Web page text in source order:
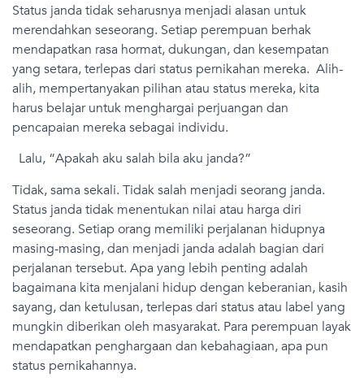
Status janda tidak seharusnya menjadi alasan untuk
merendahkan seseorang. Setiap perempuan berhak
mendapatkan rasa hormat, dukungan, dan kesempatan
yang setara, terlepas dari status pernikahan mereka. Alih-
alih, mempertanyakan pilihan atau status mereka, kita
harus belajar untuk menghargai perjuangan dan
pencapaian mereka sebagai individu.
Lalu, “Apakah aku salah bila aku janda?”
Tidak, sama sekali. Tidak salah menjadi seorang janda.
Status janda tidak menentukan nilai atau harga diri
seseorang. Setiap orang memiliki perjalanan hidupnya
masing-masing, dan menjadi janda adalah bagian dari
perjalanan tersebut. Apa yang lebih penting adalah
bagaimana kita menjalani hidup dengan keberanian, kasih
sayang, dan ketulusan, terlepas dari status atau label yang
mungkin diberikan oleh masyarakat. Para perempuan layak
mendapatkan penghargaan dan kebahagiaan, apa pun
status pernikahannya.